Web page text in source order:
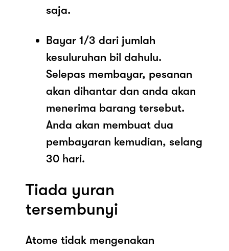
saja.
Bayar 1/3 dari jumlah
kesuluruhan bil dahulu.
Selepas membayar, pesanan
akan dihantar dan anda akan
menerima barang tersebut.
Anda akan membuat dua
pembayaran kemudian, selang
30 hari.
Tiada yuran
tersembunyi
Atome tidak mengenakan